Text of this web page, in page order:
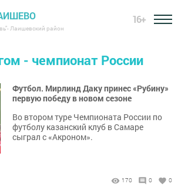
Лаишевский район
16+
- чемпионат России
Футбол. Мирлинд Даку принес «Рубину»
первую победу в новом сезоне
Во втором туре Чемпионата России по
футболу казанский клуб в Самаре
сыграл с «Акроном».
170 0 0